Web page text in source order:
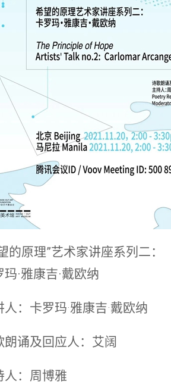
的原理”艺术家讲座系列二：
玛·雅康吉·戴欧纳
人：卡罗玛·雅康吉·戴欧纳
朗诵及回应人：艾阔
人：周博雅